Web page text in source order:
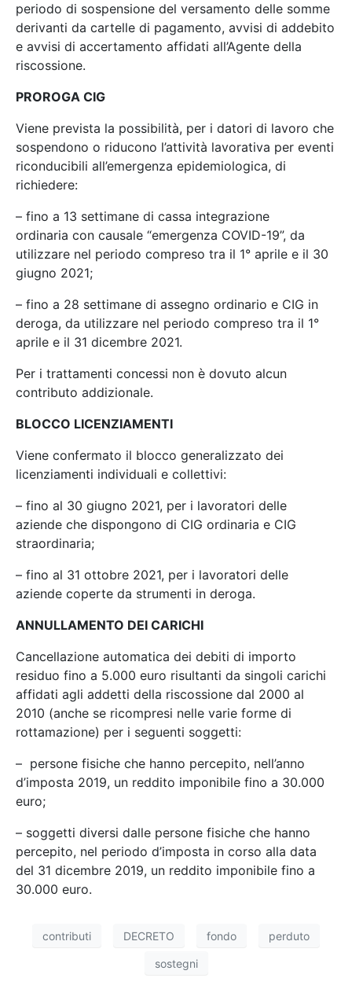
periodo di sospensione del versamento delle somme
derivanti da cartelle di pagamento, avvisi di addebito
e avvisi di accertamento affidati all’Agente della
riscossione.
PROROGA CIG
Viene prevista la possibilità, per i datori di lavoro che
sospendono o riducono l’attività lavorativa per eventi
riconducibili all’emergenza epidemiologica, di
richiedere:
– fino a 13 settimane di cassa integrazione
ordinaria con causale “emergenza COVID-19”, da
utilizzare nel periodo compreso tra il 1° aprile e il 30
giugno 2021;
– fino a 28 settimane di assegno ordinario e CIG in
deroga, da utilizzare nel periodo compreso tra il 1°
aprile e il 31 dicembre 2021.
Per i trattamenti concessi non è dovuto alcun
contributo addizionale.
BLOCCO LICENZIAMENTI
Viene confermato il blocco generalizzato dei
licenziamenti individuali e collettivi:
– fino al 30 giugno 2021, per i lavoratori delle
aziende che dispongono di CIG ordinaria e CIG
straordinaria;
– fino al 31 ottobre 2021, per i lavoratori delle
aziende coperte da strumenti in deroga.
ANNULLAMENTO DEI CARICHI
Cancellazione automatica dei debiti di importo
residuo fino a 5.000 euro risultanti da singoli carichi
affidati agli addetti della riscossione dal 2000 al
2010 (anche se ricompresi nelle varie forme di
rottamazione) per i seguenti soggetti:
– persone fisiche che hanno percepito, nell’anno
d’imposta 2019, un reddito imponibile fino a 30.000
euro;
– soggetti diversi dalle persone fisiche che hanno
percepito, nel periodo d’imposta in corso alla data
del 31 dicembre 2019, un reddito imponibile fino a
30.000 euro.
contributi DECRETO fondo perduto
sostegni